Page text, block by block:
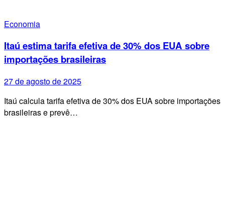
Economia
Itaú estima tarifa efetiva de 30% dos EUA sobre
importações brasileiras
27 de agosto de 2025
Itaú calcula tarifa efetiva de 30% dos EUA sobre importações
brasileiras e prevê…